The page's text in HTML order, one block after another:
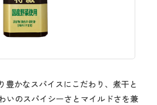
豊かなスパイスにこだわり、煮干と
いのスパイシーさとマイルドさを兼